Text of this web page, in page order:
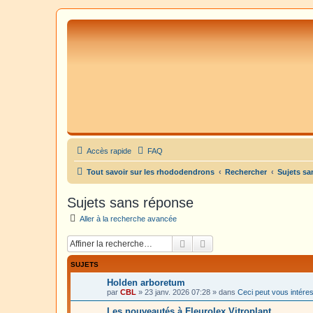
Accès rapide FAQ
Tout savoir sur les rhododendrons Rechercher Sujets
Sujets sans réponse
Aller à la recherche avancée
Rechercher
SUJETS
Holden arboretum
par CBL » 23 janv. 2026 07:28 » dans Ceci peut vous
Les nouveautés à Fleurolex Vitroplant